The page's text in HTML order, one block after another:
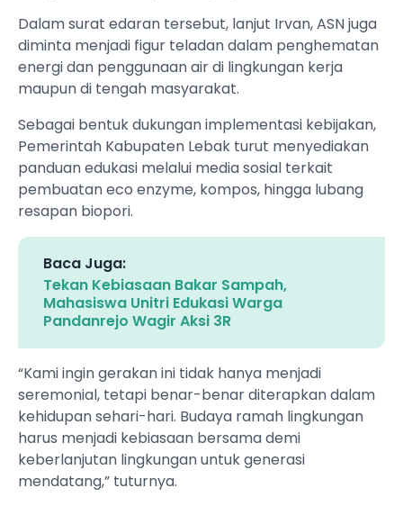
Dalam surat edaran tersebut, lanjut Irvan, ASN juga
diminta menjadi figur teladan dalam penghematan
energi dan penggunaan air di lingkungan kerja
maupun di tengah masyarakat.
Sebagai bentuk dukungan implementasi kebijakan,
Pemerintah Kabupaten Lebak turut menyediakan
panduan edukasi melalui media sosial terkait
pembuatan eco enzyme, kompos, hingga lubang
resapan biopori.
Baca Juga:
Tekan Kebiasaan Bakar Sampah,
Mahasiswa Unitri Edukasi Warga
Pandanrejo Wagir Aksi 3R
“Kami ingin gerakan ini tidak hanya menjadi
seremonial, tetapi benar-benar diterapkan dalam
kehidupan sehari-hari. Budaya ramah lingkungan
harus menjadi kebiasaan bersama demi
keberlanjutan lingkungan untuk generasi
mendatang,” tuturnya.